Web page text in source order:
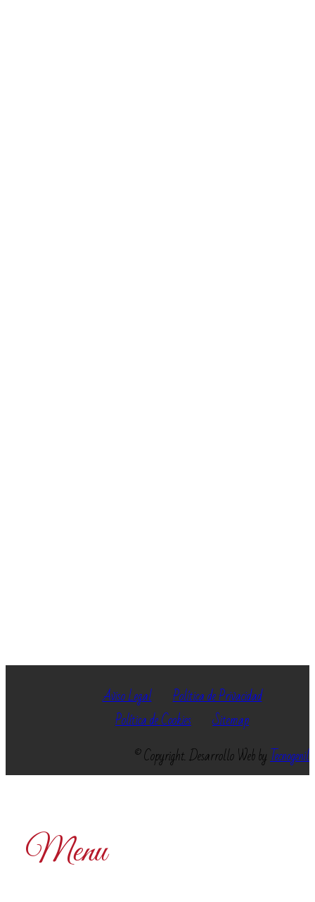
Aviso Legal
Política de Privacidad
Política de Cookies
Sitemap
© Copyright. Desarrollo Web byTecnogenil
Menu